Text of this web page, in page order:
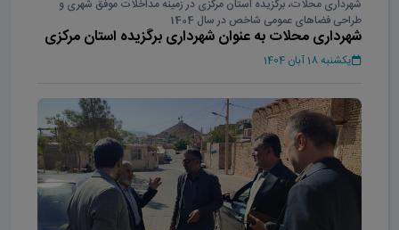
شهرداری محلات، برگزیده استان مرکزی در زمینه مداخلات موفق شهری و
طراحی فضاهای عمومی شاخص در سال 1404
شهرداری محلات به عنوان شهرداری برگزیده استان مرکزی
در سال 1404
یکشنبه 18 آبان 1404